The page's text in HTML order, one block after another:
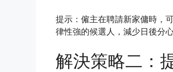
提示：僱主在聘請新家傭時，
律性強的候選人，減少日後分心
解決策略二：